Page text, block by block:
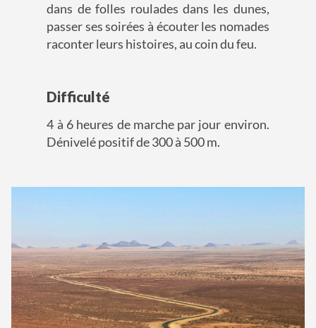
dans de folles roulades dans les dunes,
passer ses soirées à écouter les nomades
raconter leurs histoires, au coin du feu.
Difficulté
4 à 6 heures de marche par jour environ.
Dénivelé positif de 300 à 500 m.